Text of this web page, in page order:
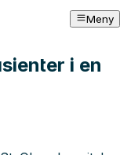
Meny
i en